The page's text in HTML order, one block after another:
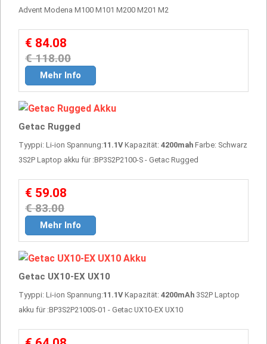
Advent Modena M100 M101 M200 M201 M2
€ 84.08
€ 118.00
Mehr Info
Getac Rugged
Tyyppi: Li-ion Spannung:11.1V Kapazität: 4200mah Farbe: Schwarz
3S2P Laptop akku für :BP3S2P2100-S - Getac Rugged
€ 59.08
€ 83.00
Mehr Info
Getac UX10-EX UX10
Tyyppi: Li-ion Spannung:11.1V Kapazität: 4200mAh 3S2P Laptop
akku für :BP3S2P2100S-01 - Getac UX10-EX UX10